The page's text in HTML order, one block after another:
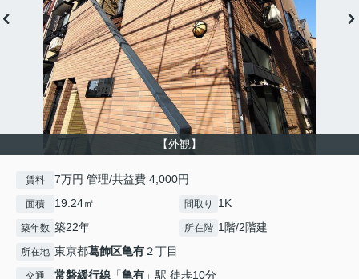
【外観】
賃料 7万円 管理/共益費 4,000円
面積 19.24㎡ 間取り 1K
築年数 築22年 所在階 1階/2階建
所在地 東京都葛飾区亀有２丁目
交通 常磐緩行線 「亀有 」駅 徒歩10分